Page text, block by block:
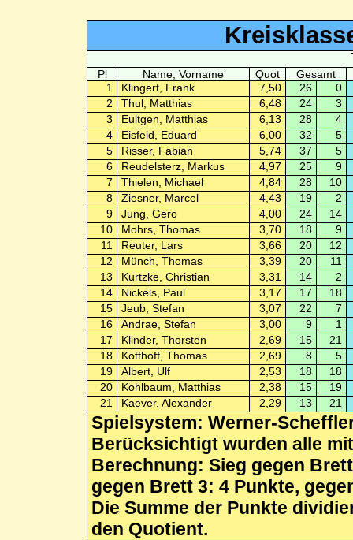
Pl Name, Vorname Quot
Gesamt
1
Klingert, Frank 7,50 26
0
2
Thul, Matthias 6,48 24
3
3
Eultgen, Matthias 6,13 28
4
4
Eisfeld, Eduard 6,00 32
5
5
Risser, Fabian 5,74 37
5
6
Reudelsterz, Markus 4,97 25
9
7
Thielen, Michael 4,84 28
10
8
Ziesner, Marcel 4,43 19
2
9
Jung, Gero 4,00 24
14
10
Mohrs, Thomas 3,70 18
9
11
Reuter, Lars 3,66 20
12
12
Münch, Thomas 3,39 20
11
13
Kurtzke, Christian 3,31 14
2
14
Nickels, Paul 3,17 17
18
15
Jeub, Stefan 3,07 22
7
16
Andrae, Stefan 3,00 9
1
17
Klinder, Thorsten 2,69 15
21
18
Kotthoff, Thomas 2,69 8
5
19
Albert, Ulf 2,53 18
18
20
Kohlbaum, Matthias 2,38 15
19
21
Kaever, Alexander 2,29 13 21
Spielsystem: Werner-
Berücksichtigt wurden alle
Berechnung: Sieg gegen
gegen Brett 3: 4 Punkte,
Die Summe der Punkte
den Quotient.